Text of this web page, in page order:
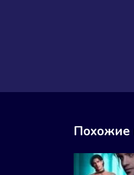
Похожие